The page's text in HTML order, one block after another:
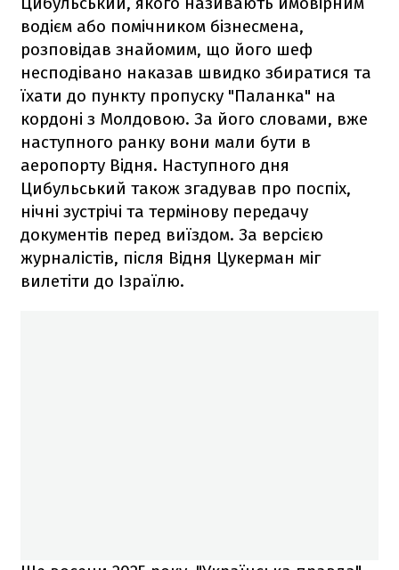
водієм або помічником бізнесмена,
розповідав знайомим, що його шеф
несподівано наказав швидко збиратися та
їхати до пункту пропуску "Паланка" на
кордоні з Молдовою. За його словами, вже
наступного ранку вони мали бути в
аеропорту Відня. Наступного дня
Цибульський також згадував про поспіх,
нічні зустрічі та термінову передачу
документів перед виїздом. За версією
журналістів, після Відня Цукерман міг
вилетіти до Ізраїлю.